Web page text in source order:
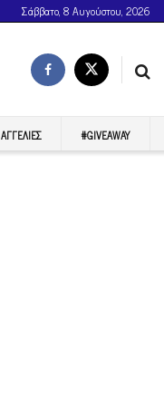
Σάββατο, 8 Αυγούστου, 2026
ΑΓΓΕΛΊΕΣ #GIVEAWAY